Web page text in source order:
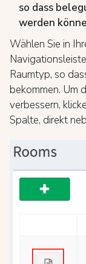
so dass
werden
Wählen Sie in
Raumtyp, so
bekommen. Um
verbessern,
Spalte, direkt